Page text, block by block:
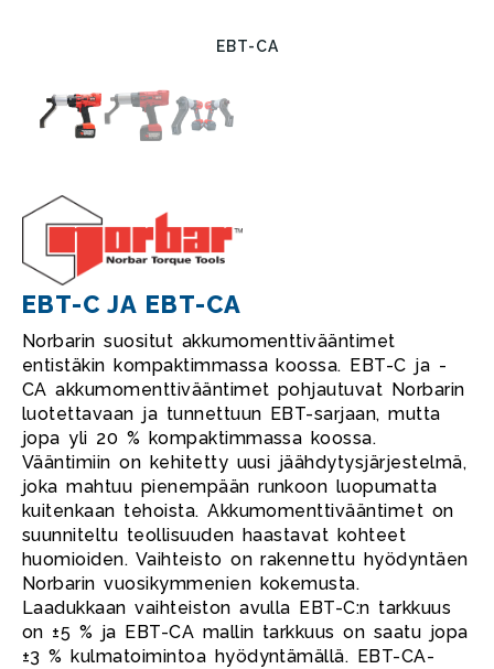
EBT-CA
EBT-C JA EBT-CA
Norbarin suositut akkumomenttivääntimet
entistäkin kompaktimmassa koossa. EBT-C ja -
CA akkumomenttivääntimet pohjautuvat Norbarin
luotettavaan ja tunnettuun EBT-sarjaan, mutta
jopa yli 20 % kompaktimmassa koossa.
Vääntimiin on kehitetty uusi jäähdytysjärjestelmä,
joka mahtuu pienempään runkoon luopumatta
kuitenkaan tehoista. Akkumomenttivääntimet on
suunniteltu teollisuuden haastavat kohteet
huomioiden. Vaihteisto on rakennettu hyödyntäen
Norbarin vuosikymmenien kokemusta.
Laadukkaan vaihteiston avulla EBT-C:n tarkkuus
on ±5 % ja EBT-CA mallin tarkkuus on saatu jopa
±3 % kulmatoimintoa hyödyntämällä. EBT-CA-